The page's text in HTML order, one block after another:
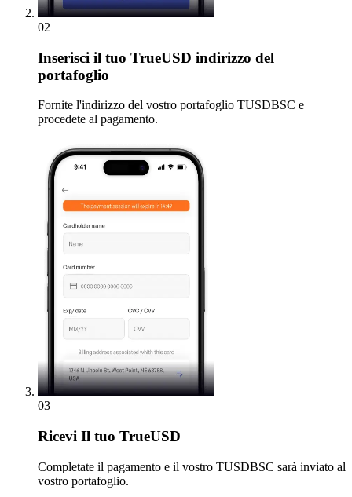
02
Inserisci il tuo TrueUSD indirizzo del
portafoglio
Fornite l'indirizzo del vostro portafoglio TUSDBSC e
procedete al pagamento.
03
Ricevi Il tuo TrueUSD
Completate il pagamento e il vostro TUSDBSC sarà inviato al
vostro portafoglio.